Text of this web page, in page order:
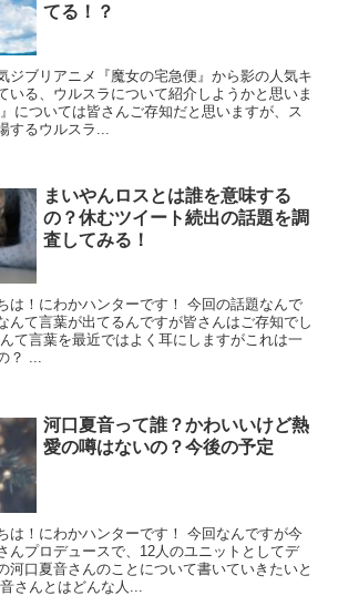
てる！？
ジブリアニメ『魔女の宅急便』から影の人気キ
いる、ウルスラについて紹介しようかと思いま
については皆さんご存知だと思いますが、ス
するウルスラ...
まいやんロスとは誰を意味する
の？休むツイート続出の話題を調
査してみる！
は！にわかハンターです！ 今回の話題なんで
んて言葉が出てるんですが皆さんはご存知でし
て言葉を最近ではよく耳にしますがこれは一
？ ...
河口夏音って誰？かわいいけど熱
愛の噂はないの？今後の予定
は！にわかハンターです！ 今回なんですが今
んプロデュースで、12人のユニットとしてデ
河口夏音さんのことについて書いていきたいと
さんとはどんな人...